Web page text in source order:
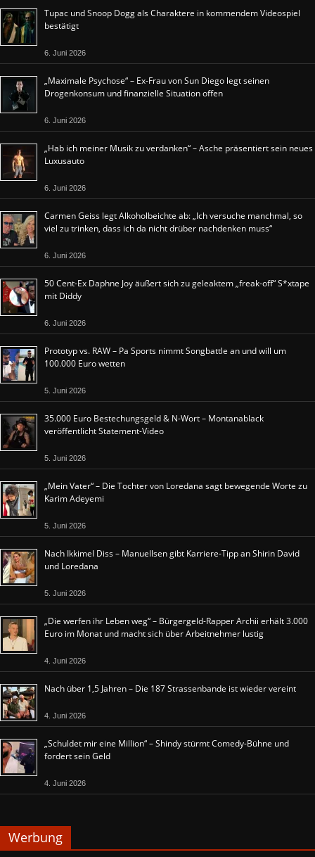
Tupac und Snoop Dogg als Charaktere in kommendem Videospiel
bestätigt
6. Juni 2026
„Maximale Psychose“ – Ex-Frau von Sun Diego legt seinen
Drogenkonsum und finanzielle Situation offen
6. Juni 2026
„Hab ich meiner Musik zu verdanken“ – Asche präsentiert sein neues
Luxusauto
6. Juni 2026
Carmen Geiss legt Alkoholbeichte ab: „Ich versuche manchmal, so
viel zu trinken, dass ich da nicht drüber nachdenken muss“
6. Juni 2026
50 Cent-Ex Daphne Joy äußert sich zu geleaktem „freak-off“ S*xtape
mit Diddy
6. Juni 2026
Prototyp vs. RAW – Pa Sports nimmt Songbattle an und will um
100.000 Euro wetten
5. Juni 2026
35.000 Euro Bestechungsgeld & N-Wort – Montanablack
veröffentlicht Statement-Video
5. Juni 2026
„Mein Vater“ – Die Tochter von Loredana sagt bewegende Worte zu
Karim Adeyemi
5. Juni 2026
Nach Ikkimel Diss – Manuellsen gibt Karriere-Tipp an Shirin David
und Loredana
5. Juni 2026
„Die werfen ihr Leben weg“ – Bürgergeld-Rapper Archii erhält 3.000
Euro im Monat und macht sich über Arbeitnehmer lustig
4. Juni 2026
Nach über 1,5 Jahren – Die 187 Strassenbande ist wieder vereint
4. Juni 2026
„Schuldet mir eine Million“ – Shindy stürmt Comedy-Bühne und
fordert sein Geld
4. Juni 2026
Werbung